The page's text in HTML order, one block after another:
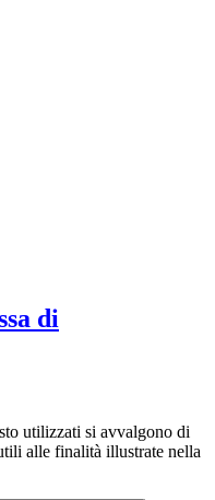
di
utilizzati si avvalgono di
alle finalità illustrate nella